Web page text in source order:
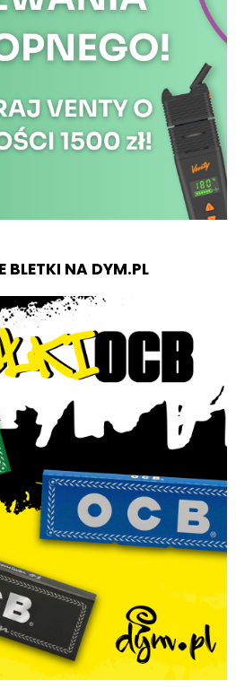
BLETKI NA DYM.PL